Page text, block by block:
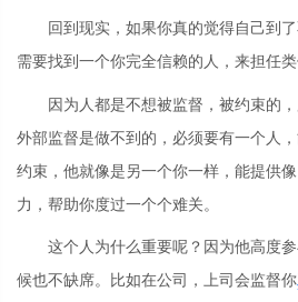
回到现实，如果你真的觉得自己到
需要找到一个你完全信赖的人，来担任类
因为人都是不想被监督，被约束的
外部监督是做不到的，必须要有一个人
约束，他就像是另一个你一样，能提供
力，帮助你度过一个个难关。
这个人为什么重要呢？因为他高度
候也不缺席。比如在公司，上司会监督你